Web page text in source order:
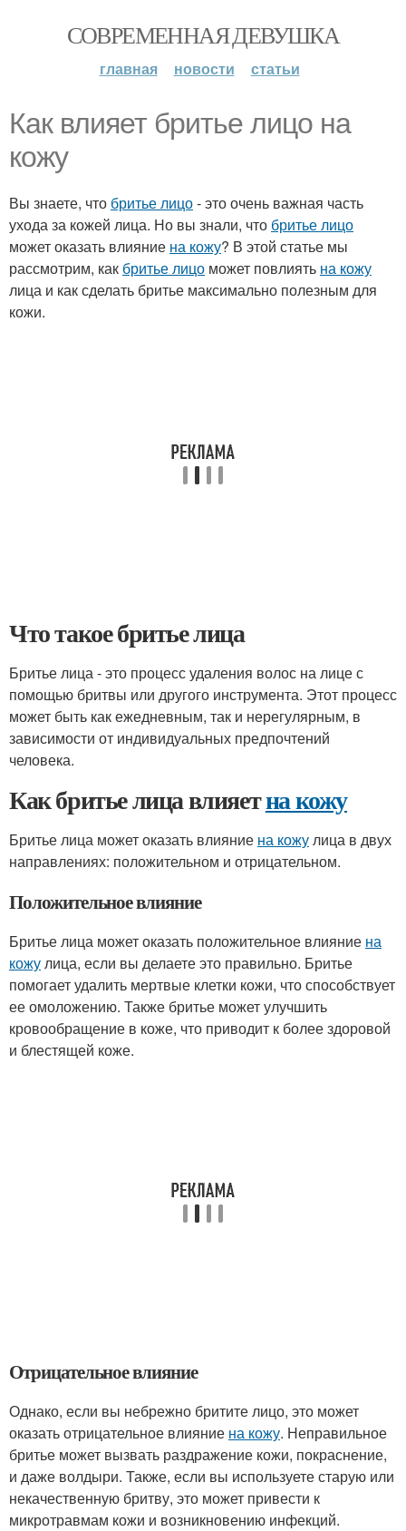
СОВРЕМЕННАЯ ДЕВУШКА
главная новости статьи
Как влияет бритье лицо на
кожу
Вы знаете, что бритье лицо- это очень важная часть
ухода за кожей лица. Но вы знали, что бритье лицо
может оказать влияние на кожу? В этой статье мы
рассмотрим, как бритье лицо может повлиять на кожу
лица и как сделать бритье максимально полезным для
кожи.
Что такое бритье лица
Бритье лица - это процесс удаления волос на лице с
помощью бритвы или другого инструмента. Этот процесс
может быть как ежедневным, так и нерегулярным, в
зависимости от индивидуальных предпочтений
человека.
Как бритье лица влияетна кожу
Бритье лица может оказать влияние на кожулица в двух
направлениях: положительном и отрицательном.
Положительное влияние
Бритье лица может оказать положительное влияние на
кожулица, если вы делаете это правильно. Бритье
помогает удалить мертвые клетки кожи, что способствует
ее омоложению. Также бритье может улучшить
кровообращение в коже, что приводит к более здоровой
и блестящей коже.
Отрицательное влияние
Однако, если вы небрежно бритите лицо, это может
оказать отрицательное влияние на кожу. Неправильное
бритье может вызвать раздражение кожи, покраснение,
и даже волдыри. Также, если вы используете старую или
некачественную бритву, это может привести к
микротравмам кожи и возникновению инфекций.